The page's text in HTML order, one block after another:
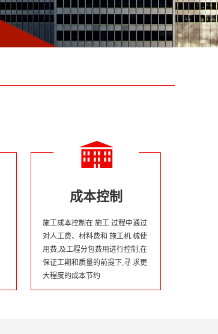
成本控制
施工成本控制在 施工 过程中通过
对人工费、材料费和 施工机 械使
用费,及工程分包费用进行控制,在
保证工期和质量的前提下,寻 求更
大程度的成本节约